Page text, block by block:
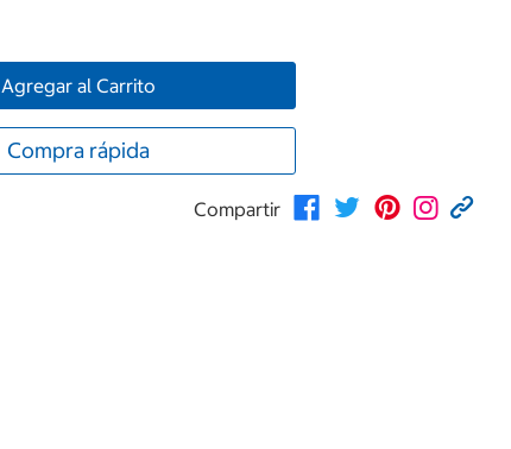
Agregar al Carrito
Compra rápida
Compartir